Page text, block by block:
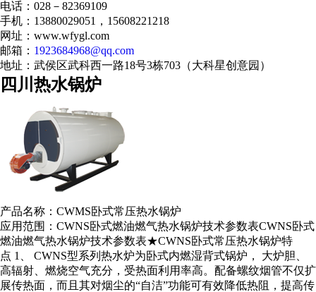
电话：028－82369109
手机：13880029051，15608221218
网址：www.wfygl.com
邮箱： 1923684968@qq.com
地址：武侯区武科西一路18号3栋703（大科星创意园）
四川热水锅炉
产品名称：CWMS卧式常压热水锅炉
应用范围：CWNS卧式燃油燃气热水锅炉技术参数表CWNS卧式
燃油燃气热水锅炉技术参数表★CWNS卧式常压热水锅炉特
点 1、 CWNS型系列热水炉为卧式内燃湿背式锅炉， 大炉胆、
高辐射、燃烧空气充分，受热面利用率高。配备螺纹烟管不仅扩
展传热面，而且其对烟尘的“自洁”功能可有效降低热阻，提高传